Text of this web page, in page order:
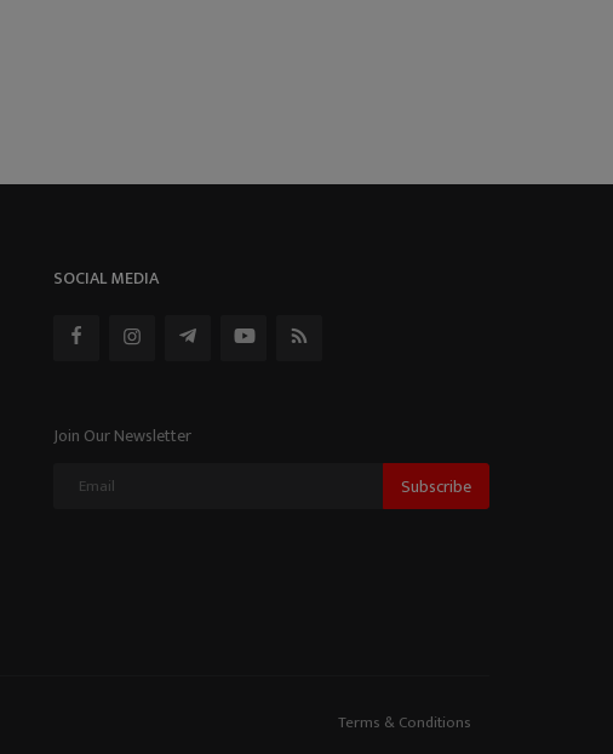
SOCIAL MEDIA
Join Our Newsletter
Subscribe
Terms & Conditions